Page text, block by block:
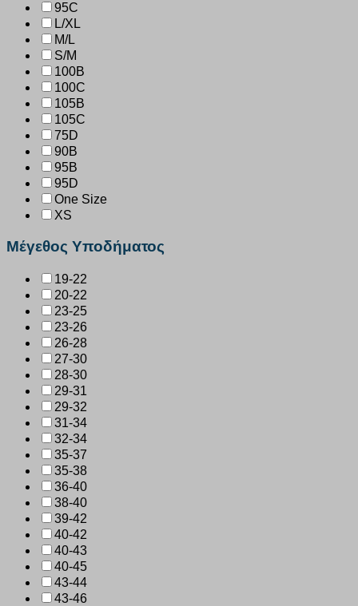
95C
L/XL
M/L
S/M
100B
100C
105B
105C
75D
90B
95B
95D
One Size
XS
Μέγεθος Υποδήματος
19-22
20-22
23-25
23-26
26-28
27-30
28-30
29-31
29-32
31-34
32-34
35-37
35-38
36-40
38-40
39-42
40-42
40-43
40-45
43-44
43-46